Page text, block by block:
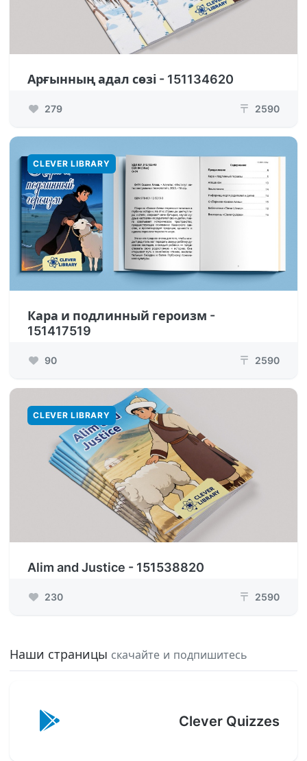
Арғынның адал сөзі - 151134620
279 ₸ 2590
CLEVER LIBRARY
Кара и подлинный героизм -
151417519
90 ₸ 2590
CLEVER LIBRARY
Alim and Justice - 151538820
230 ₸ 2590
Наши страницы скачайте и подпишитесь
Clever Quizzes